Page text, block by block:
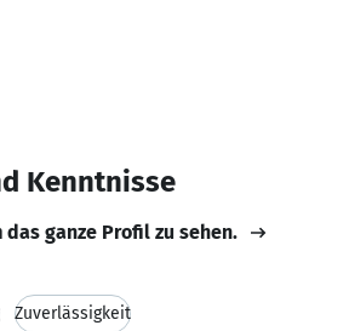
Kenntnisse
das ganze Profil zu sehen.
Zuverlässigkeit